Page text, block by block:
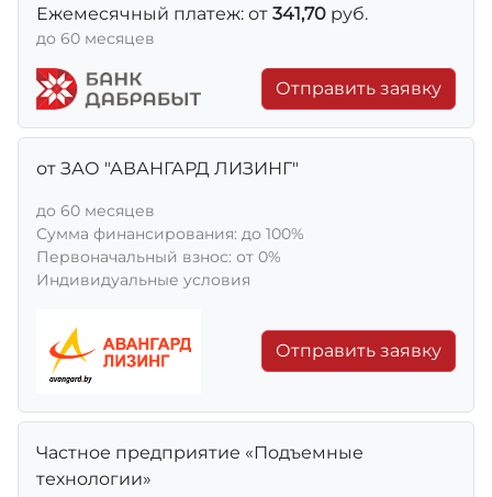
Ежемесячный платеж: от 341,70 руб.
до 60 месяцев
Отправить заявку
от ЗАО "АВАНГАРД ЛИЗИНГ"
до 60 месяцев
Сумма финансирования: до 100%
Первоначальный взнос: от 0%
Индивидуальные условия
Отправить заявку
Частное предприятие «Подъемные
технологии»